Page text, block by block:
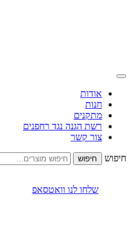
אודות
חנות
מתקנים
רשת הגנה נגד רחפנים
צור קשר
חיפוש
שלחו לנו וואטסאפ